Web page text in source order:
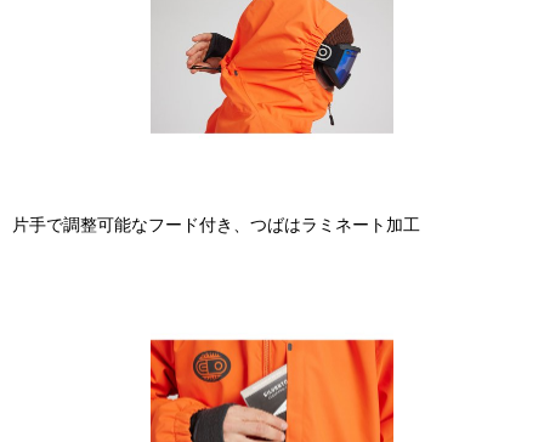
片手で調整可能なフード付き、つばはラミネート加工